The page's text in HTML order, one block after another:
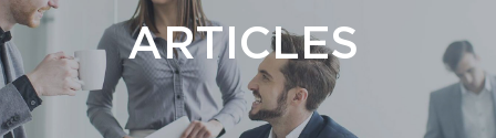
ARTICLES